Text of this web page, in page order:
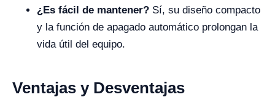
¿Es fácil de mantener? Sí, su diseño compacto
y la función de apagado automático prolongan la
vida útil del equipo.
Ventajas y Desventajas